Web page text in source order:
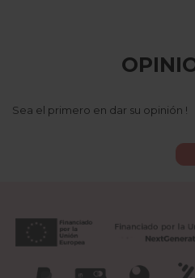
Sea el primero en dar su opinión !